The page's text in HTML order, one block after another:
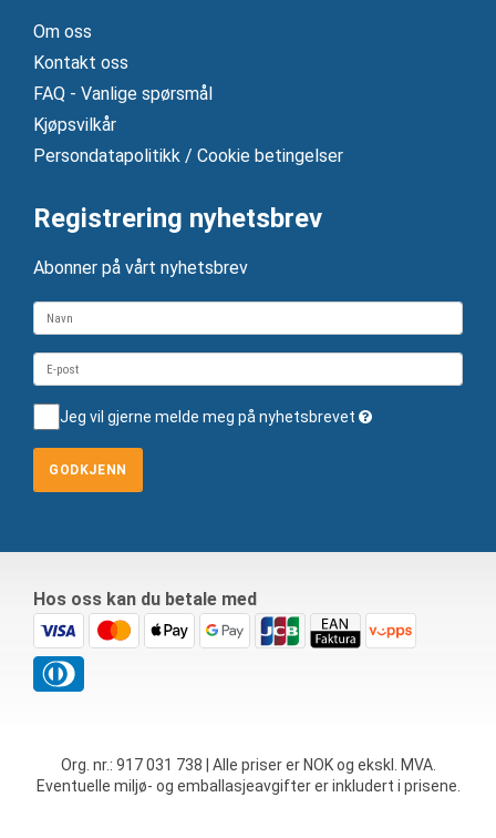
Om oss
Kontakt oss
FAQ - Vanlige spørsmål
Kjøpsvilkår
Persondatapolitikk / Cookie betingelser
Registrering nyhetsbrev
Abonner på vårt nyhetsbrev
Jeg vil gjerne melde meg på nyhetsbrevet
GODKJENN
Hos oss kan du betale med
Org. nr.: 917 031 738 | Alle priser er NOK og ekskl. MVA.
Eventuelle miljø- og emballasjeavgifter er inkludert i prisene.